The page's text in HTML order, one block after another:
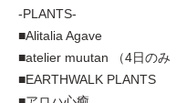
-PLANTS-
■Alitalia Agave
■atelier muutan （4日のみ
■EARTHWALK PLANTS